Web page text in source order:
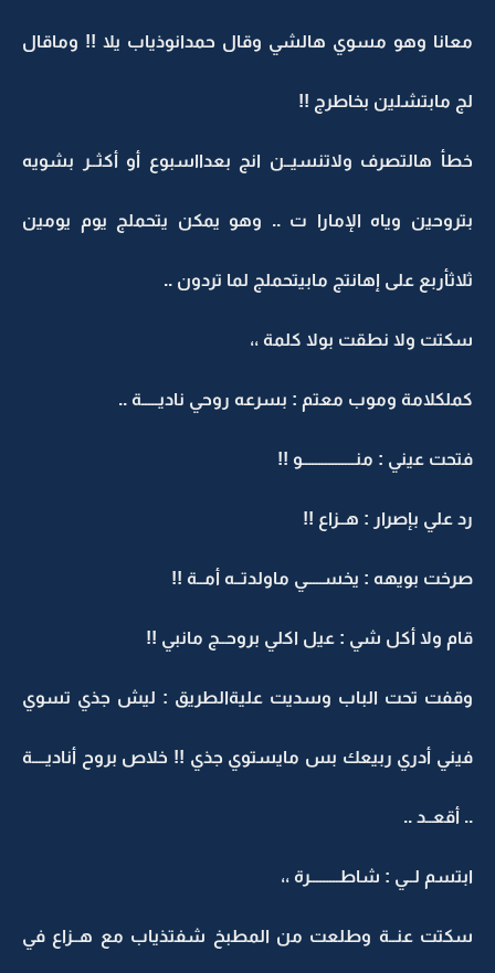
معانا وهو مسوي هالشي وقال حمدانوذياب يلا !! وماقال
لج مابتشلين بخاطرج !!
خطأ هالتصرف ولاتنسيــن انج بعدااسبوع أو أكثــر بشويه
بتروحين وياه الإمارا ت .. وهو يمكن يتحملج يوم يومين
ثلاثأربع على إهانتج مابيتحملج لما تردون ..
سكتت ولا نطقت بولا كلمة ،،
كملكلامة وموب معتم : بسرعه روحي ناديـــــة ..
فتحت عيني : منــــــــــــــــو !!
رد علي بإصرار : هــزاع !!
صرخت بويهه : يخســـــي ماولدتــه أمــة !!
قام ولا أكل شي : عيل اكلي بروحــج مانبي !!
وقفت تحت الباب وسديت عليةالطريق : ليش جذي تسوي
فيني أدري ربيعك بس مايستوي جذي !! خلاص بروح أناديــــة
.. أقعــد ..
ابتسم لــي : شاطـــــــــرة ،،
سكتت عنــة وطلعت من المطبخ شفتذياب مع هــزاع في